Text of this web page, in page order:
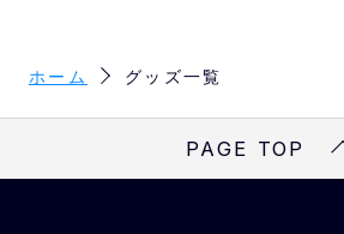
ホーム グッズ一覧
PAGE TOP